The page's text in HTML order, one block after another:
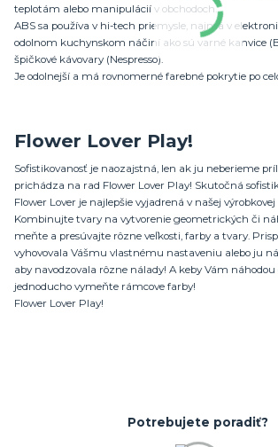
teplotám alebo manipulácií v obchodoch.
ABS sa používa v hi-tech priemysle, najmä v
odolnom kuchynskom náčiní ako sú varné kanvice
špičkové kávovary (Nespresso).
Je odolnejší a má rovnomerné farebné pokrytie po
Flower Lover Play!
Sofistikovanosť je naozajstná, len ak ju neberieme
prichádza na rad Flower Lover Play! Skutočná
Flower Lover je najlepšie vyjadrená v našej výrobkovej
Kombinujte tvary na vytvorenie geometrických či
meňte a presúvajte rôzne veľkosti, farby a tvary.
vyhovovala Vášmu vlastnému nastaveniu alebo ju
aby navodzovala rôzne nálady! A keby Vám náhodou
jednoducho vymeňte rámcove farby!
Flower Lover Play!
Potrebujete poradiť?